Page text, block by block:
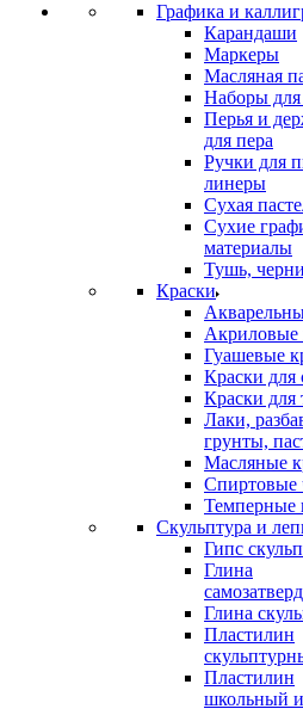
Графика и
Карандаши
Маркеры
Масляная
Наборы
Перья и
для пера
Ручки для
линеры
Сухая
Сухие
материалы
Тушь,
Краски
Акриловые
Гуашевые
Краски для
Краски для
Лаки,
грунты,
Масляные
Спиртовые
Темперные
Скульптура и
Гипс
Глина
Глина
Пластилин
Пластилин
школьный